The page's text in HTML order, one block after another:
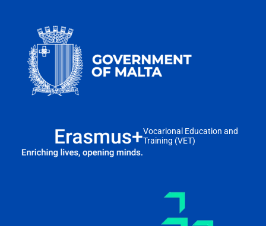
Vocarional Education and
Training (VET)